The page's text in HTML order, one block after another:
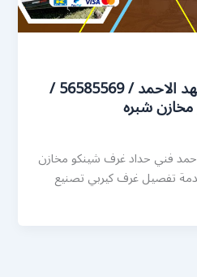
رقم حداد غرف كيربي فهد الاحمد / 56585569 /
شبره
فني حداد غرف شينكو مخازن
تفصيل غرف كيربي تصنيع